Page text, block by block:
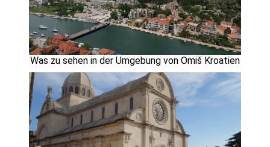
Was zu sehen in der Umgebung von Omiš Kroatien